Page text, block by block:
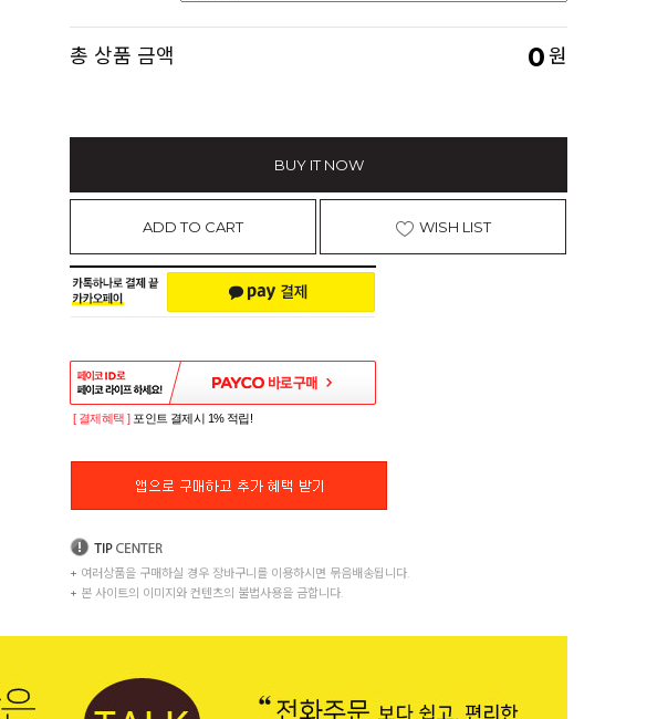
총 상품 금액 0원
BUY IT NOW
ADD TO CART WISH LIST
[ 결제혜택 ] 포인트 결제시 1% 적립!
+ 여러상품을 구매하실 경우 장바구니를 이용하시면 묶음배송됩니다.
+ 본 사이트의 이미지와 컨텐츠의 불법사용을 금합니다.